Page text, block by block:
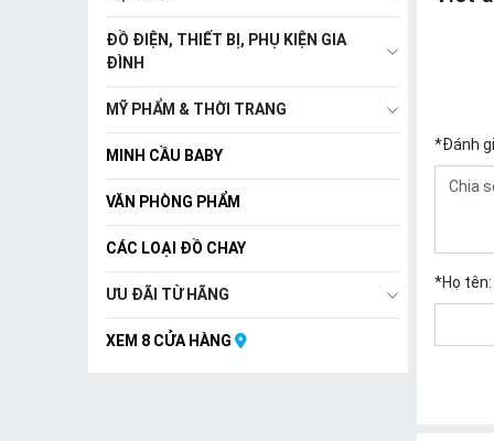
ĐỒ ĐIỆN, THIẾT BỊ, PHỤ KIỆN GIA
ĐÌNH
MỸ PHẨM & THỜI TRANG
MINH CẦU BABY
VĂN PHÒNG PHẨM
CÁC LOẠI ĐỒ CHAY
ƯU ĐÃI TỪ HÃNG
XEM 8 CỬA HÀNG
*Đánh
*Họ tên: